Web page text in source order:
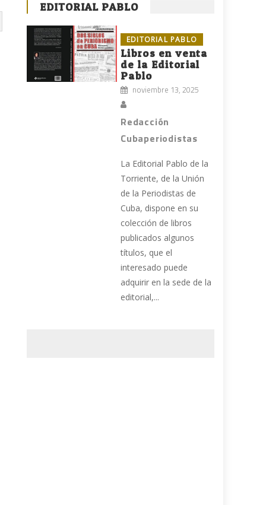
EDITORIAL PABLO
EDITORIAL PABLO
Libros en venta
de la Editorial
Pablo
noviembre 13, 2025
Redacción
Cubaperiodistas
La Editorial Pablo de la
Torriente, de la Unión
de la Periodistas de
Cuba, dispone en su
colección de libros
publicados algunos
títulos, que el
interesado puede
adquirir en la sede de la
editorial,...